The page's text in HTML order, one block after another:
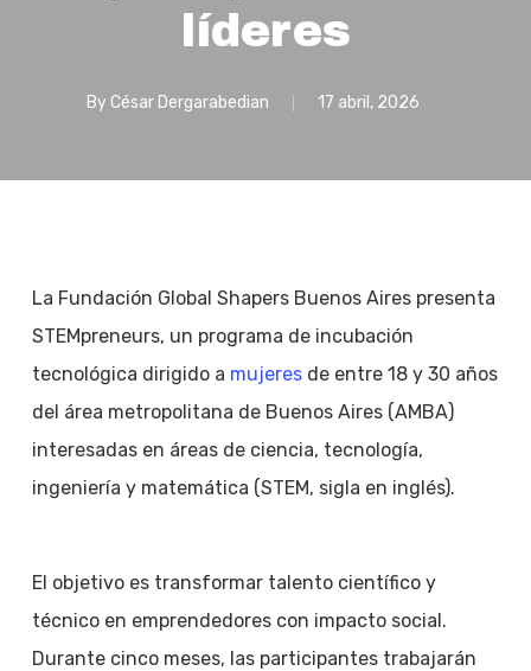
líderes
By César Dergarabedian 17 abril, 2026
La Fundación Global Shapers Buenos Aires presenta
STEMpreneurs, un programa de incubación
tecnológica dirigido a mujeresde entre 18 y 30 años
del área metropolitana de Buenos Aires (AMBA)
interesadas en áreas de ciencia, tecnología,
ingeniería y matemática (STEM, sigla en inglés).
El objetivo es transformar talento científico y
técnico en emprendedores con impacto social.
Durante cinco meses, las participantes trabajarán